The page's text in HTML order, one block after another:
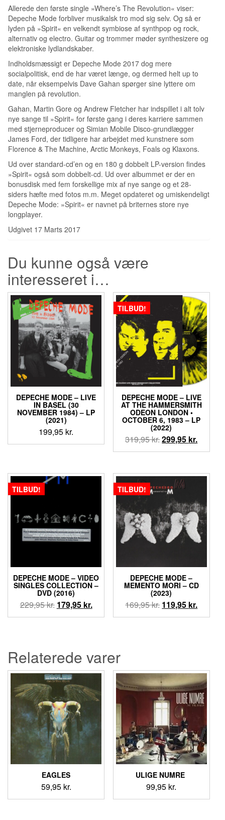
Allerede den første single »Where’s The Revolution« viser:
Depeche Mode forbliver musikalsk tro mod sig selv. Og så er
lyden på »Spirit« en velkendt symbiose af synthpop og rock,
alternativ og electro. Guitar og trommer møder synthesizere og
elektroniske lydlandskaber.
Indholdsmæssigt er Depeche Mode 2017 dog mere
socialpolitisk, end de har været længe, og dermed helt up to
date, når eksempelvis Dave Gahan spørger sine lyttere om
manglen på revolution.
Gahan, Martin Gore og Andrew Fletcher har indspillet i alt tolv
nye sange til »Spirit« for første gang i deres karriere sammen
med stjerneproducer og Simian Mobile Disco-grundlægger
James Ford, der tidligere har arbejdet med kunstnere som
Florence & The Machine, Arctic Monkeys, Foals og Klaxons.
Ud over standard-cd’en og en 180 g dobbelt LP-version findes
»Spirit« også som dobbelt-cd. Ud over albummet er der en
bonusdisk med fem forskellige mix af nye sange og et 28-
siders hæfte med fotos m.m. Meget opdateret og umiskendeligt
Depeche Mode: »Spirit« er navnet på briternes store nye
longplayer.
Udgivet 17 Marts 2017
Du kunne også være
interesseret i…
DEPECHE MODE – LIVE
IN BASEL (30
NOVEMBER 1984) – LP
(2021)
199,95 kr.
TILBUD!
DEPECHE MODE – LIVE
AT THE HAMMERSMITH
ODEON LONDON •
OCTOBER 6, 1983 – LP
(2022)
319,95kr.Den
oprindelige
var:
319,95 kr..
299,95 kr.Den
aktuelle
er:
TILBUD!
DEPECHE MODE – VIDEO
SINGLES COLLECTION –
DVD (2016)
229,95kr. Den
oprindelige
179,95 kr.Den
aktuelle
TILBUD!
DEPECHE MODE –
MEMENTO MORI – CD
(2023)
169,95kr. Den
oprindelige
119,95 kr.Den
aktuelle
Relaterede varer
EAGLES
59,95 kr.
ULIGE NUMRE ‎
99,95 kr.